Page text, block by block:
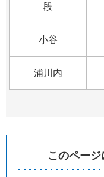
段
小谷
浦川内
このペー